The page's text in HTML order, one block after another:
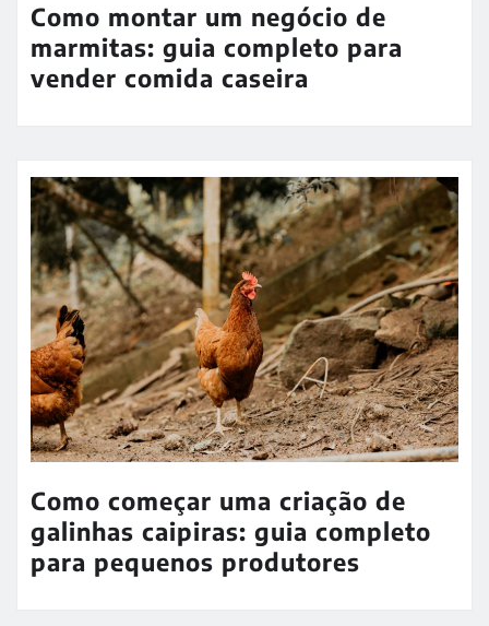
Como montar um negócio de
marmitas: guia completo para
vender comida caseira
Como começar uma criação de
galinhas caipiras: guia completo
para pequenos produtores